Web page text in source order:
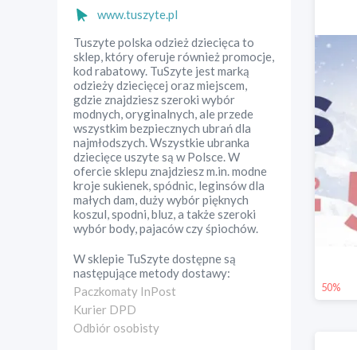
www.tuszyte.pl
Tuszyte polska odzież dziecięca to
sklep, który oferuje również promocje,
kod rabatowy. TuSzyte jest marką
odzieży dziecięcej oraz miejscem,
gdzie znajdziesz szeroki wybór
modnych, oryginalnych, ale przede
wszystkim bezpiecznych ubrań dla
najmłodszych. Wszystkie ubranka
dziecięce uszyte są w Polsce. W
ofercie sklepu znajdziesz m.in. modne
kroje sukienek, spódnic, leginsów dla
małych dam, duży wybór pięknych
koszul, spodni, bluz, a także szeroki
wybór body, pajaców czy śpiochów.
W sklepie TuSzytedostępne są
następujące metody dostawy:
Paczkomaty InPost
Kurier DPD
Odbiór osobisty
50%